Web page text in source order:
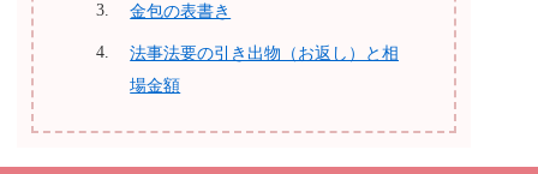
金包の表書き
法事法要の引き出物（お返し）と相
場金額